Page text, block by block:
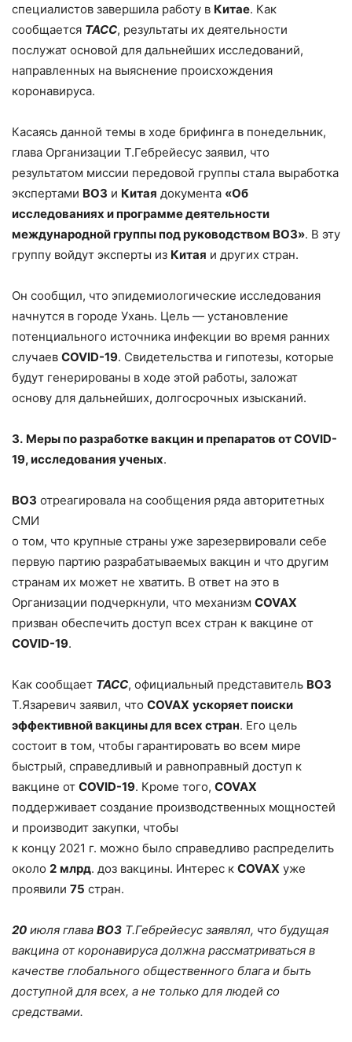
специалистов завершила работу в Китае. Как
сообщается ТАСС, результаты их деятельности
послужат основой для дальнейших исследований,
направленных на выяснение происхождения
коронавируса.
Касаясь данной темы в ходе брифинга в понедельник,
глава Организации Т.Гебрейесус заявил, что
результатом миссии передовой группы стала выработка
экспертами ВОЗ и Китая документа «Об
исследованиях и программе деятельности
международной группы под руководством ВОЗ». В эту
группу войдут эксперты из Китая и других стран.
Он сообщил, что эпидемиологические исследования
начнутся в городе Ухань. Цель — установление
потенциального источника инфекции во время ранних
случаев COVID-19. Свидетельства и гипотезы, которые
будут генерированы в ходе этой работы, заложат
основу для дальнейших, долгосрочных изысканий.
3. Меры по разработке вакцин и препаратов от COVID-
19, исследования ученых.
ВОЗ отреагировала на сообщения ряда авторитетных
СМИ
о том, что крупные страны уже зарезервировали себе
первую партию разрабатываемых вакцин и что другим
странам их может не хватить. В ответ на это в
Организации подчеркнули, что механизм COVAX
призван обеспечить доступ всех стран к вакцине от
COVID-19.
Как сообщает ТАСС, официальный представитель ВОЗ
Т.Язаревич заявил, что COVAX ускоряет поиски
эффективной вакцины для всех стран. Его цель
состоит в том, чтобы гарантировать во всем мире
быстрый, справедливый и равноправный доступ к
вакцине от COVID-19. Кроме того, COVAX
поддерживает создание производственных мощностей
и производит закупки, чтобы
к концу 2021 г. можно было справедливо распределить
около 2 млрд. доз вакцины. Интерес к COVAX уже
проявили 75 стран.
20 июля глава ВОЗ Т.Гебрейесус заявлял, что будущая
вакцина от коронавируса должна рассматриваться в
качестве глобального общественного блага и быть
доступной для всех, а не только для людей со
средствами.